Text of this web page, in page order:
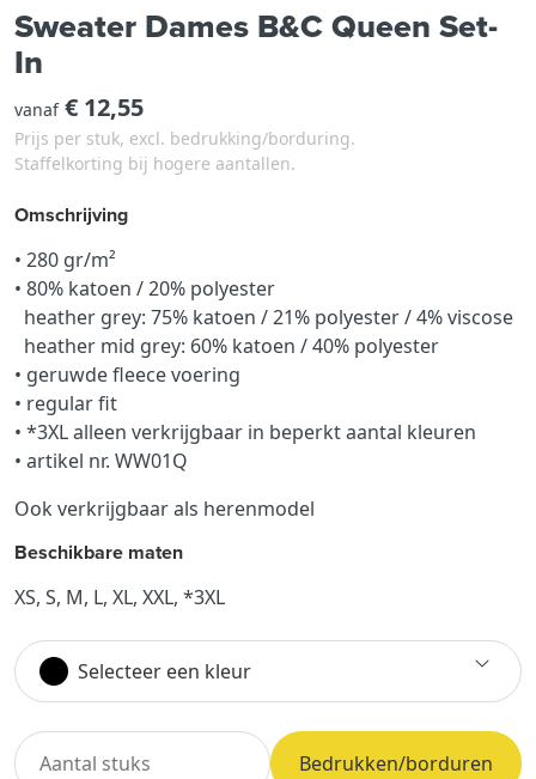
Sweater Dames B&C Queen Set-
In
vanaf€ 12,55
Prijs per stuk, excl. bedrukking/borduring.
Staffelkorting bij hogere aantallen.
Omschrijving
• 280 gr/m²
• 80% katoen / 20% polyester
heather grey: 75% katoen / 21% polyester / 4% viscose
heather mid grey: 60% katoen / 40% polyester
• geruwde fleece voering
• regular fit
• *3XL alleen verkrijgbaar in beperkt aantal kleuren
• artikel nr. WW01Q
Ook verkrijgbaar als herenmodel
Beschikbare maten
XS, S, M, L, XL, XXL, *3XL
Selecteer een kleur
Bedrukken/borduren